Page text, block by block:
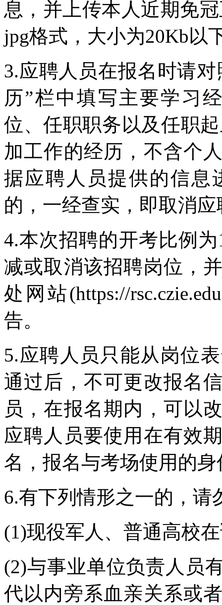
息，并上传本人近期免
jpg格式，大小为20Kb以
3.应聘人员在报名时请
历”栏中填写主要学习
位、任职职务以及任职
加工作的经历，不含个
据应聘人员提供的信息
的，一经查实，即取消
4.本次招聘的开考比例
减或取消该招聘岗位，
处网站(https://
告。
5.应聘人员只能从岗位
通过后，不可更改报名
员，在报名期内，可以
应聘人员要使用在有效
名，报名与考场使用的
6.有下列情形之一的，请
(1)现役军人、普通高校
(2)与事业单位负责人员
代以内旁系血亲关系或